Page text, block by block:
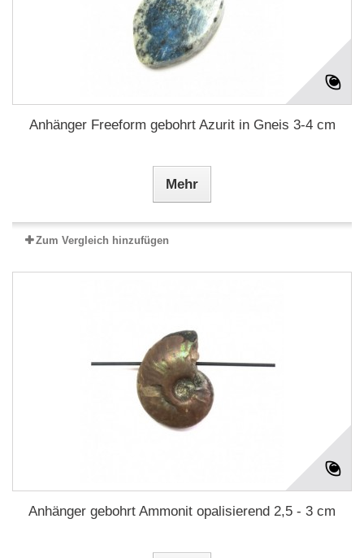
Anhänger Freeform gebohrt Azurit in Gneis 3-4 cm
Mehr
Zum Vergleich hinzufügen
Anhänger gebohrt Ammonit opalisierend 2,5 - 3 cm